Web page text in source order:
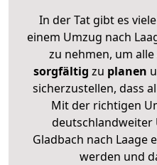
In der Tat gibt es
einem Umzug nach
zu nehmen, um
sorgfältig zu planen
sicherzustellen, dass
Mit der richtigen
deutschlandweiter
Gladbach nach
werden und